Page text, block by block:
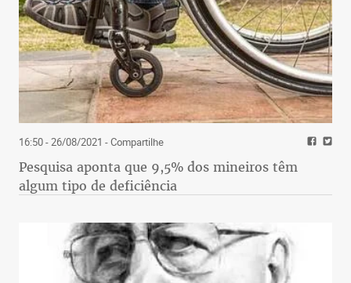
16:50 - 26/08/2021 - Compartilhe
Pesquisa aponta que 9,5% dos mineiros têm
algum tipo de deficiência